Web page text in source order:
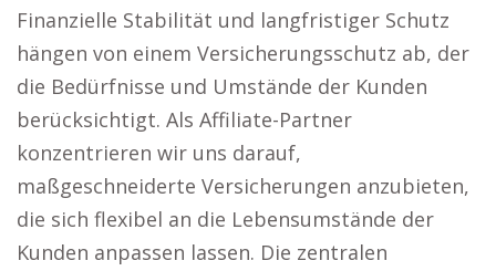
Finanzielle Stabilität und langfristiger Schutz
hängen von einem Versicherungsschutz ab, der
die Bedürfnisse und Umstände der Kunden
berücksichtigt. Als Affiliate-Partner
konzentrieren wir uns darauf,
maßgeschneiderte Versicherungen anzubieten,
die sich flexibel an die Lebensumstände der
Kunden anpassen lassen. Die zentralen